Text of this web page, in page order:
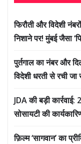
फिरौती और विदेशी
निशाने पर! मुंबई जैसा
पुर्तगाल का नंबर और
विदेशी धरती से रची जा
JDA की बड़ी
सोसायटी की
फ़िल्म ‘सागवान’ का